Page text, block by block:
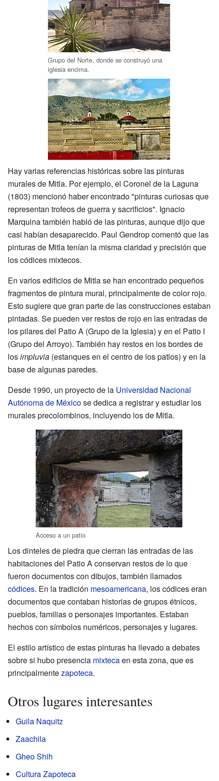
Grupo del Norte, donde se construyó una
iglesia encima.
Hay varias referencias históricas sobre las pinturas
murales de Mitla. Por ejemplo, el Coronel de la Laguna
(1803) mencionó haber encontrado "pinturas curiosas que
representan trofeos de guerra y sacrificios". Ignacio
Marquina también habló de las pinturas, aunque dijo que
casi habían desaparecido. Paul Gendrop comentó que las
pinturas de Mitla tenían la misma claridad y precisión que
los códices mixtecos.
En varios edificios de Mitla se han encontrado pequeños
fragmentos de pintura mural, principalmente de color rojo.
Esto sugiere que gran parte de las construcciones estaban
pintadas. Se pueden ver restos de rojo en las entradas de
los pilares del Patio A (Grupo de la Iglesia) y en el Patio I
(Grupo del Arroyo). También hay restos en los bordes de
losimpluvia (estanques en el centro de los patios) y en la
base de algunas paredes.
Desde 1990, un proyecto de la Universidad Nacional
Autónoma de Méxicose dedica a registrar y estudiar los
murales precolombinos, incluyendo los de Mitla.
Acceso a un patio
Los dinteles de piedra que cierran las entradas de las
habitaciones del Patio A conservan restos de lo que
fueron documentos con dibujos, también llamados
códices. En la tradición mesoamericana, los códices eran
documentos que contaban historias de grupos étnicos,
pueblos, familias o personajes importantes. Estaban
hechos con símbolos numéricos, personajes y lugares.
El estilo artístico de estas pinturas ha llevado a debates
sobre si hubo presencia mixtecaen esta zona, que es
principalmentezapoteca.
Otros lugares interesantes
Guila Naquitz
Zaachila
Gheo Shih
Cultura Zapoteca